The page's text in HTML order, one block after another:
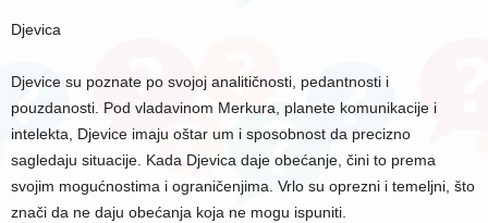
Djevica
Djevice su poznate po svojoj analitičnosti, pedantnosti i
pouzdanosti. Pod vladavinom Merkura, planete komunikacije i
intelekta, Djevice imaju oštar um i sposobnost da precizno
sagledaju situacije. Kada Djevica daje obećanje, čini to prema
svojim mogućnostima i ograničenjima. Vrlo su oprezni i temeljni, što
znači da ne daju obećanja koja ne mogu ispuniti.